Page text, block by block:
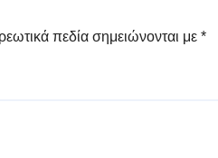
πεδία σημειώνονται με *